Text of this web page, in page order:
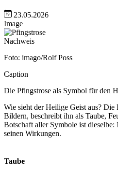
23.05.2026
Image
Nachweis
Foto: imago/Rolf Poss
Caption
Die Pfingstrose als Symbol für den
Wie sieht der Heilige Geist aus?
Bildern, beschreibt ihn als Taube,
Botschaft aller Symbole ist dieselbe:
seinen Wirkungen.
Taube